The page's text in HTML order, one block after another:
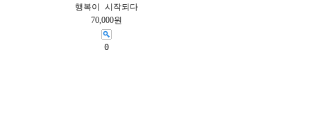
행복이 시작되다
70,000원
0